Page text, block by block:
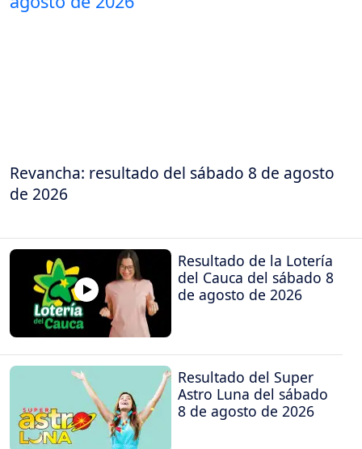
Revancha: resultado del sábado 8 de agosto
de 2026
Resultado de la Lotería
del Cauca del sábado 8
de agosto de 2026
Resultado del Super
Astro Luna del sábado
8 de agosto de 2026